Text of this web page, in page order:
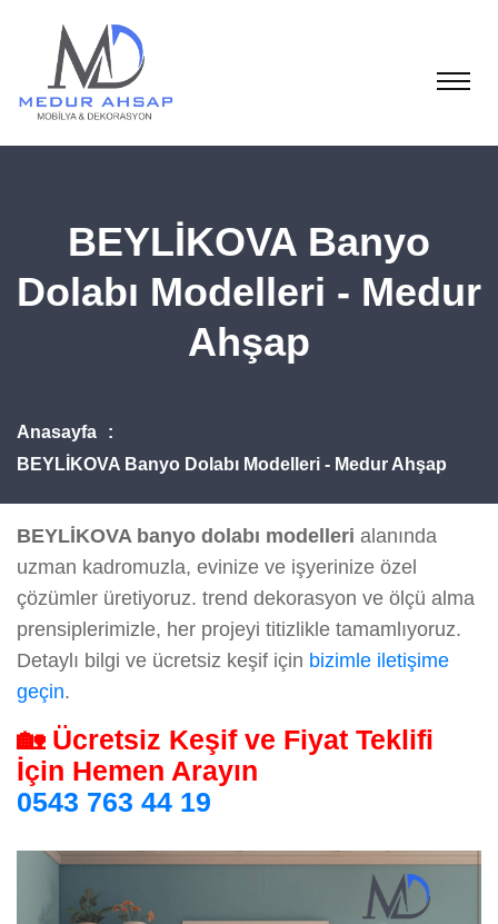
BEYLİKOVA Banyo
Dolabı Modelleri - Medur
Ahşap
Anasayfa
BEYLİKOVA Banyo Dolabı Modelleri - Medur Ahşap
BEYLİKOVA banyo dolabı modelleri alanında
uzman kadromuzla, evinize ve işyerinize özel
çözümler üretiyoruz. trend dekorasyon ve ölçü alma
prensiplerimizle, her projeyi titizlikle tamamlıyoruz.
Detaylı bilgi ve ücretsiz keşif için bizimle iletişime
geçin.
🏡 Ücretsiz Keşif ve Fiyat Teklifi
İçin Hemen Arayın
0543 763 44 19